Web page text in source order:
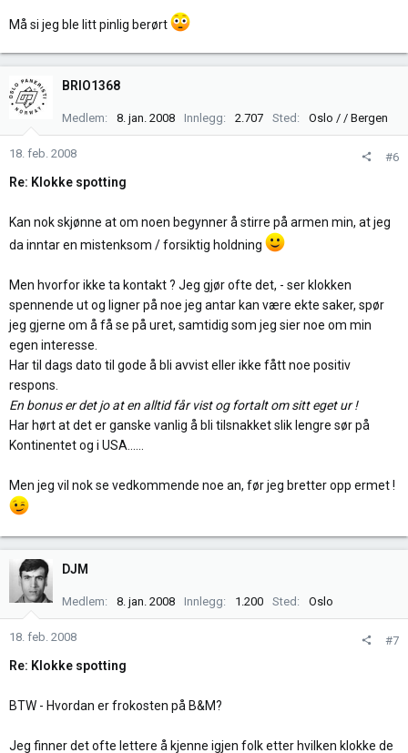
Må si jeg ble litt pinlig berørt
BRIO1368
Medlem 8. jan. 2008 Innlegg 2.707 Sted Oslo / / Bergen
18. feb. 2008 #6
Re: Klokke spotting
Kan nok skjønne at om noen begynner å stirre på armen min, at jeg
da inntar en mistenksom / forsiktig holdning
Men hvorfor ikke ta kontakt ? Jeg gjør ofte det, - ser klokken
spennende ut og ligner på noe jeg antar kan være ekte saker, spør
jeg gjerne om å få se på uret, samtidig som jeg sier noe om min
egen interesse.
Har til dags dato til gode å bli avvist eller ikke fått noe positiv
respons.
En bonus er det jo at en alltid får vist og fortalt om sitt eget ur !
Har hørt at det er ganske vanlig å bli tilsnakket slik lengre sør på
Kontinentet og i USA......
Men jeg vil nok se vedkommende noe an, før jeg bretter opp ermet !
DJM
Medlem 8. jan. 2008 Innlegg 1.200 Sted Oslo
18. feb. 2008 #7
Re: Klokke spotting
BTW - Hvordan er frokosten på B&M?
Jeg finner det ofte lettere å kjenne igjen folk etter hvilken klokke de